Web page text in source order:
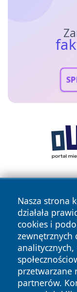
Nasza strona
działała
cookies i
zewnętrznych
przetwarzane
partnerów.
Copyright © 2026
zastrzeżone.
News Autorzy